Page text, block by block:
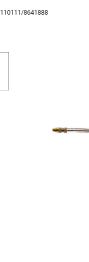
110111/8641888